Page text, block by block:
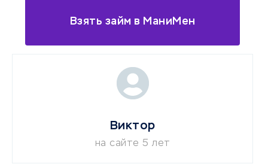
Взять займ в МаниМен
Виктор
на сайте 5 лет